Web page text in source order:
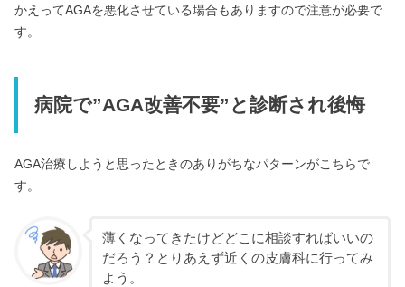
かえってAGAを悪化させている場合もありますので注意が必要で
す。
病院で”AGA改善不要”と診断され後悔
AGA治療しようと思ったときのありがちなパターンがこちらで
す。
薄くなってきたけどどこに相談すればいいの
だろう？とりあえず近くの皮膚科に行ってみ
よう。